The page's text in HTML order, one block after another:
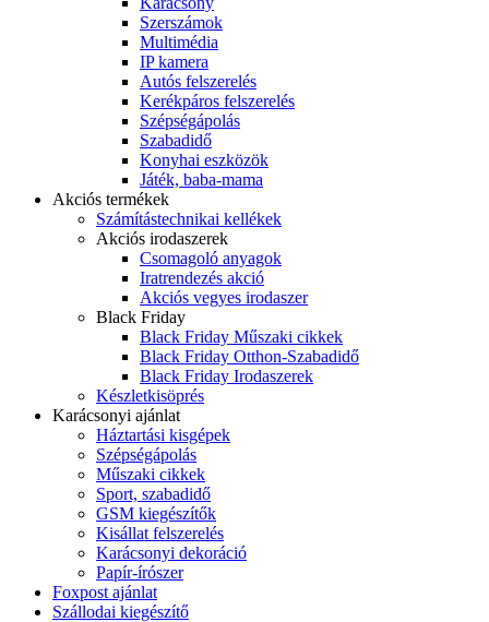
Szerszámok
Multimédia
IP kamera
Autós felszerelés
Kerékpáros felszerelés
Szépségápolás
Szabadidő
Konyhai eszközök
Játék, baba-mama
Akciós termékek
Számítástechnikai kellékek
Akciós irodaszerek
Csomagoló anyagok
Iratrendezés akció
Akciós vegyes irodaszer
Black Friday
Black Friday Műszaki cikkek
Black Friday Otthon-Szabadidő
Black Friday Irodaszerek
Készletkisöprés
Karácsonyi ajánlat
Háztartási kisgépek
Szépségápolás
Műszaki cikkek
Sport, szabadidő
GSM kiegészítők
Kisállat felszerelés
Karácsonyi dekoráció
Papír-írószer
Foxpost ajánlat
Szállodai kiegészítő